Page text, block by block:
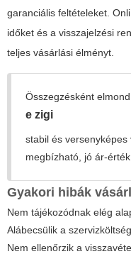
garanciális feltételeket.
időket és a visszajelzési
teljes vásárlási élményt.
Összegzésként
e zigi
stabil és
megbízható, jó ár-
Gyakori hibák
Nem tájékozódnak elég
Alábecsülik a
Nem ellenőrzik a